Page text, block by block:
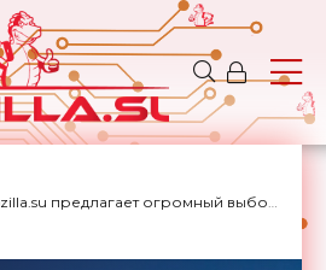
Интернет портал Mobzilla.su предлагает огромный выбор новостей с доставкой на дом.